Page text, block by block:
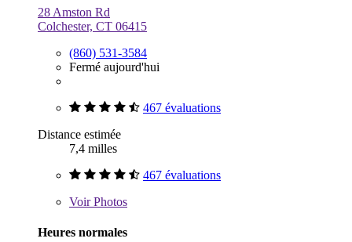
28 Amston Rd
Colchester, CT 06415
(860) 531-3584
Fermé aujourd'hui
467 évaluations
Distance estimée
7,4 milles
467 évaluations
VoirPhotos
Heures normales